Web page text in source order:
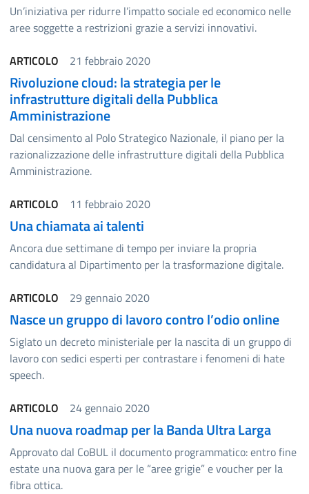
Un’iniziativa per ridurre l’impatto sociale ed economico nelle
aree soggette a restrizioni grazie a servizi innovativi.
ARTICOLO
21 febbraio 2020
Rivoluzione cloud: la strategia per le
infrastrutture digitali della Pubblica
Amministrazione
Dal censimento al Polo Strategico Nazionale, il piano per la
razionalizzazione delle infrastrutture digitali della Pubblica
Amministrazione.
ARTICOLO
11 febbraio 2020
Una chiamata ai talenti
Ancora due settimane di tempo per inviare la propria
candidatura al Dipartimento per la trasformazione digitale.
ARTICOLO
29 gennaio 2020
Nasce un gruppo di lavoro contro l’odio online
Siglato un decreto ministeriale per la nascita di un gruppo di
lavoro con sedici esperti per contrastare i fenomeni di hate
speech.
ARTICOLO
24 gennaio 2020
Una nuova roadmap per la Banda Ultra Larga
Approvato dal CoBUL il documento programmatico: entro fine
estate una nuova gara per le “aree grigie” e voucher per la
fibra ottica.